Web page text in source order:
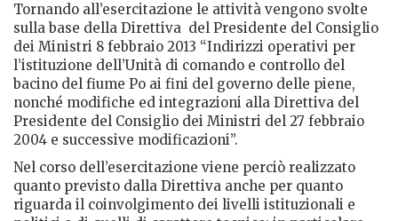
Tornando all’esercitazione le attività vengono svolte
sulla base della Direttiva del Presidente del Consiglio
dei Ministri 8 febbraio 2013 “Indirizzi operativi per
l’istituzione dell’Unità di comando e controllo del
bacino del fiume Po ai fini del governo delle piene,
nonché modifiche ed integrazioni alla Direttiva del
Presidente del Consiglio dei Ministri del 27 febbraio
2004 e successive modificazioni”.
Nel corso dell’esercitazione viene perciò realizzato
quanto previsto dalla Direttiva anche per quanto
riguarda il coinvolgimento dei livelli istituzionali e